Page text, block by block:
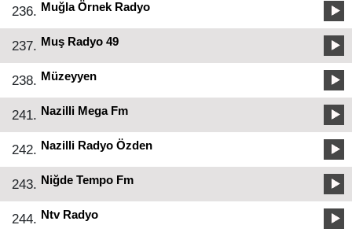
236. Muğla Örnek Radyo
237. Muş Radyo 49
238. Müzeyyen
241. Nazilli Mega Fm
242. Nazilli Radyo Özden
243. Niğde Tempo Fm
244. Ntv Radyo